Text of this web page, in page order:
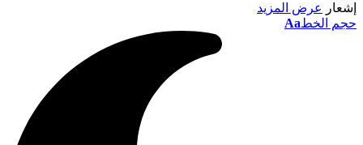
إشعار
عرض المزيد
حجم الخطAa